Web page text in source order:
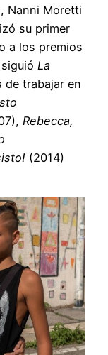
Nanni Moretti
su primer
a los premios
La
de trabajar en
Rebecca,
(2014)